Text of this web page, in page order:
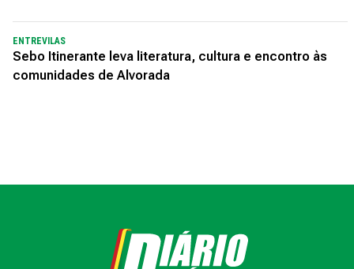
ENTREVILAS
Sebo Itinerante leva literatura, cultura e encontro às
comunidades de Alvorada